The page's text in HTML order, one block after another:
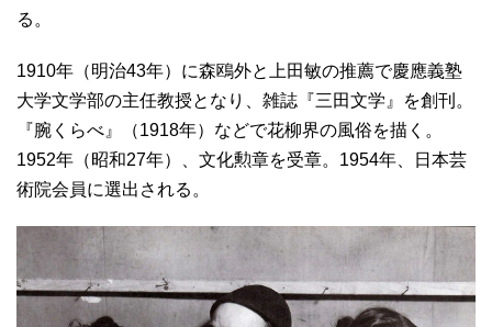
る。
1910年（明治43年）に森鴎外と上田敏の推薦で慶應義塾
大学文学部の主任教授となり、雑誌『三田文学』を創刊。
『腕くらべ』（1918年）などで花柳界の風俗を描く。
1952年（昭和27年）、文化勲章を受章。1954年、日本芸
術院会員に選出される。